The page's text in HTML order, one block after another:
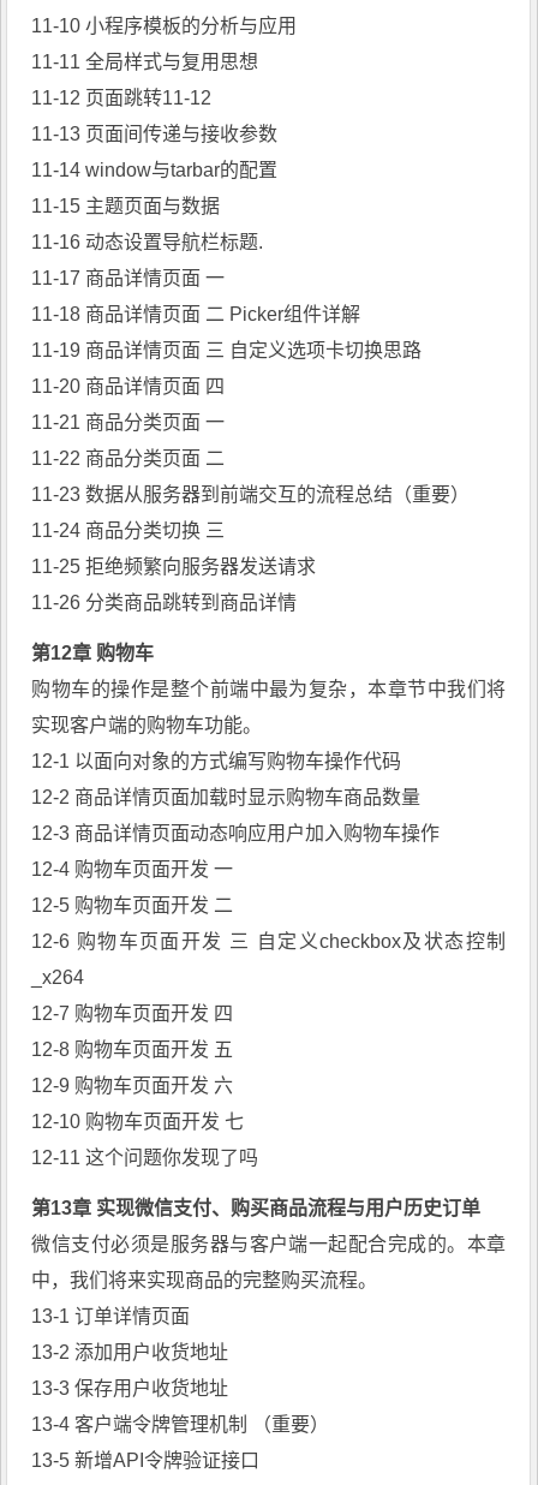
11-10 小程序模板的分析与应用
11-11 全局样式与复用思想
11-12 页面跳转11-12
11-13 页面间传递与接收参数
11-14 window与tarbar的配置
11-15 主题页面与数据
11-16 动态设置导航栏标题.
11-17 商品详情页面 一
11-18 商品详情页面 二 Picker组件详解
11-19 商品详情页面 三 自定义选项卡切换思路
11-20 商品详情页面 四
11-21 商品分类页面 一
11-22 商品分类页面 二
11-23 数据从服务器到前端交互的流程总结（重要）
11-24 商品分类切换 三
11-25 拒绝频繁向服务器发送请求
11-26 分类商品跳转到商品详情
第12章 购物车
购物车的操作是整个前端中最为复杂，本章节中我们将
实现客户端的购物车功能。
12-1 以面向对象的方式编写购物车操作代码
12-2 商品详情页面加载时显示购物车商品数量
12-3 商品详情页面动态响应用户加入购物车操作
12-4 购物车页面开发 一
12-5 购物车页面开发 二
12-6 购物车页面开发 三 自定义checkbox及状态控制
_x264
12-7 购物车页面开发 四
12-8 购物车页面开发 五
12-9 购物车页面开发 六
12-10 购物车页面开发 七
12-11 这个问题你发现了吗
第13章 实现微信支付、购买商品流程与用户历史订单
微信支付必须是服务器与客户端一起配合完成的。本章
中，我们将来实现商品的完整购买流程。
13-1 订单详情页面
13-2 添加用户收货地址
13-3 保存用户收货地址
13-4 客户端令牌管理机制 （重要）
13-5 新增API令牌验证接口